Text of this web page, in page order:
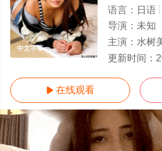
中文字幕
语言： 日语
导演： 未知
主演： 水树
更新时间：
 在线观看